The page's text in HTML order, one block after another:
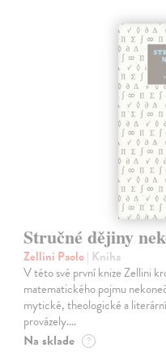
Stručné dějiny
Zellini Paolo| Kniha
V této své první knize Zellini
matematického pojmu
mytické, theologické a
provázely.…
Na sklade ?